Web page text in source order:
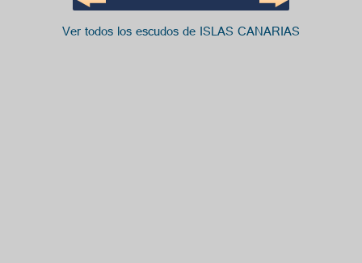
Ver todos los escudos de ISLAS CANARIAS